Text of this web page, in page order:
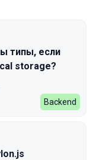
типы, если
storage?
Backend